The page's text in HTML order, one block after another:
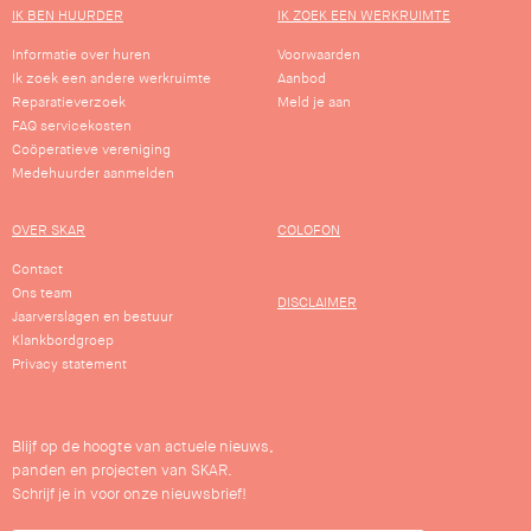
IK BEN HUURDER
Informatie over huren
Ik zoek een andere werkruimte
Reparatieverzoek
FAQ servicekosten
Coöperatieve vereniging
Medehuurder aanmelden
IK ZOEK EEN WERKRUIMTE
Voorwaarden
Aanbod
Meld je aan
OVER SKAR
Contact
Ons team
Jaarverslagen en bestuur
Klankbordgroep
Privacy statement
COLOFON
DISCLAIMER
Blijf op de hoogte van actuele nieuws,
panden en projecten van SKAR.
Schrijf je in voor onze nieuwsbrief!